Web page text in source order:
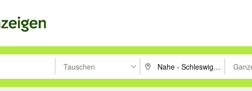
drücken um zu suchen, oder Vorschläge mit den Pfeiltasten
Tauschen PLZ oder Ort eingeben. Suche